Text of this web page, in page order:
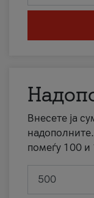
Внесете ја
помеѓу 100